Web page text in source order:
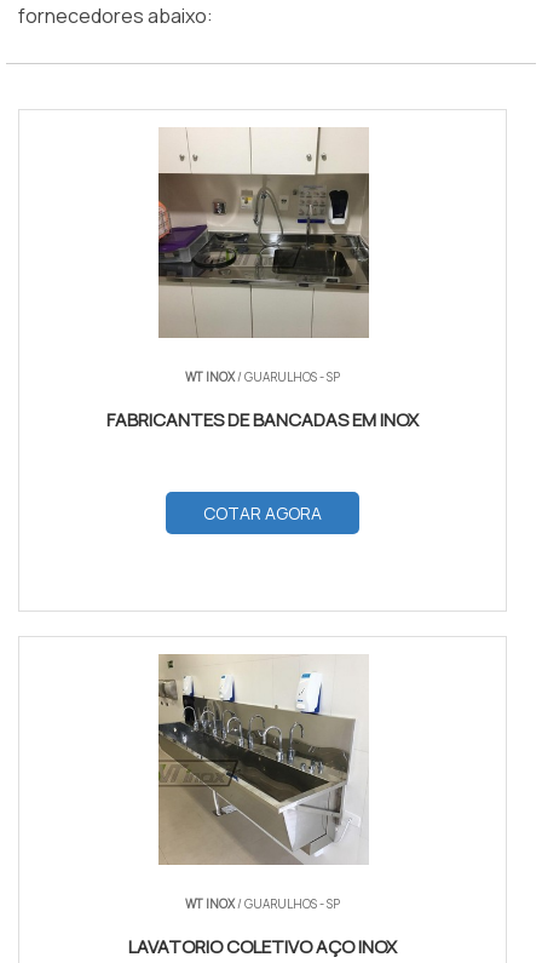
fornecedores abaixo:
WT INOX/ GUARULHOS - SP
FABRICANTES DE BANCADAS EM INOX
COTAR AGORA
WT INOX/ GUARULHOS - SP
LAVATORIO COLETIVO AÇO INOX